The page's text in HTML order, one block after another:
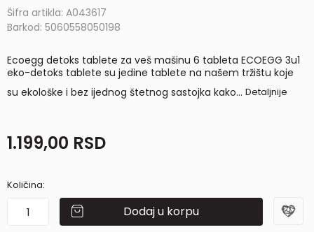
Šifra artikla: A043617
Barkod: 5060558050198
Ecoegg detoks tablete za veš mašinu 6 tableta ECOEGG 3u1
eko-detoks tablete su jedine tablete na našem tržištu koje
su ekološke i bez ijednog štetnog sastojka kako... Detaljnije
1.199,00 RSD
Količina:
Dodaj u korpu